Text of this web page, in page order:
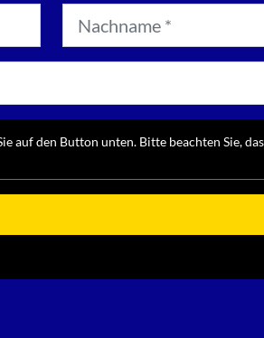
auf den Button unten. Bitte beachten Sie,